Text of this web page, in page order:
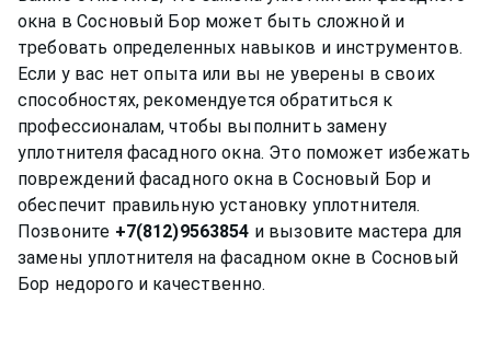
окна в Сосновый Бор может быть сложной и
требовать определенных навыков и инструментов.
Если у вас нет опыта или вы не уверены в своих
способностях, рекомендуется обратиться к
профессионалам, чтобы выполнить замену
уплотнителя фасадного окна. Это поможет избежать
повреждений фасадного окна в Сосновый Бор и
обеспечит правильную установку уплотнителя.
Позвоните +7(812)9563854 и вызовите мастера для
замены уплотнителя на фасадном окне в Сосновый